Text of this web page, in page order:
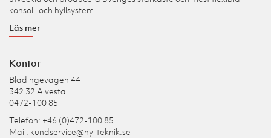
konsol- och hyllsystem.
Läs mer
Kontor
Blädingevägen 44
342 32 Alvesta
0472-100 85
Telefon: +46 (0)472-100 85
Mail: kundservice@hyllteknik.se